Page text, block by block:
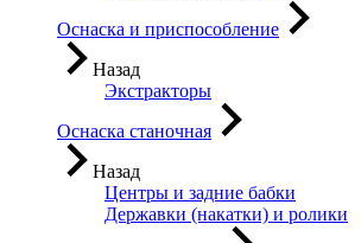
Оснаска и приспособление
Назад
Экстракторы
Оснаска станочная
Назад
Центры и задние бабки
Державки (накатки) и ролики